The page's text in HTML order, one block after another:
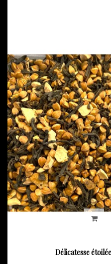
Délicatesse